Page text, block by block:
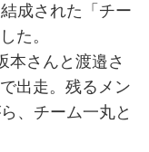
成された「チー
た。
本さんと渡邉さ
出走。残るメン
、チーム一丸と